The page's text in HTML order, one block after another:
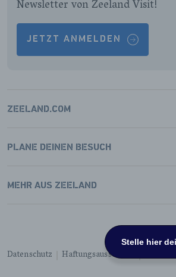
Newsletter von Zeeland Visit!
JETZT ANMELDEN
ZEELAND.COM
PLANE DEINEN BESUCH
MEHR AUS ZEELAND
Datenschutz Haftungsausschluss Cookies
Stelle hier